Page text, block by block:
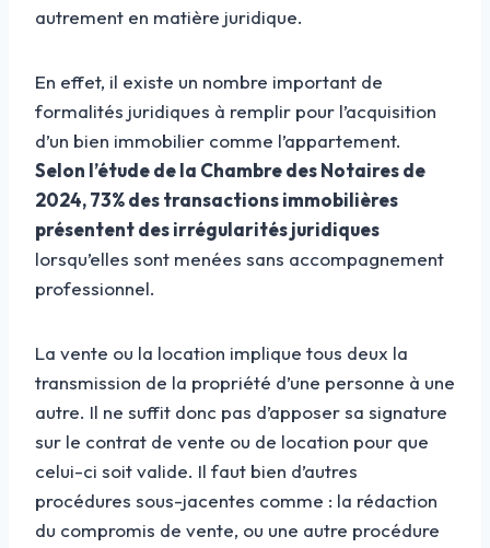
autrement en matière juridique.
En effet, il existe un nombre important de
formalités juridiques à remplir pour l’acquisition
d’un bien immobilier comme l’appartement.
Selon l’étude de la Chambre des Notaires de
2024, 73% des transactions immobilières
présentent des irrégularités juridiques
lorsqu’elles sont menées sans accompagnement
professionnel.
La vente ou la location implique tous deux la
transmission de la propriété d’une personne à une
autre. Il ne suffit donc pas d’apposer sa signature
sur le contrat de vente ou de location pour que
celui-ci soit valide. Il faut bien d’autres
procédures sous-jacentes comme : la rédaction
du compromis de vente, ou une autre procédure